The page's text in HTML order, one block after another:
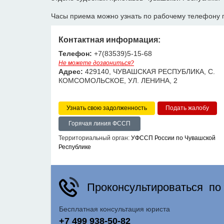
Часы приема можно узнать по рабочему телефону
Контактная информация:
Телефон: +7(83539)5-15-68
Не можете дозвониться?
Адрес: 429140, ЧУВАШСКАЯ РЕСПУБЛИКА, С.
КОМСОМОЛЬСКОЕ, УЛ. ЛЕНИНА, 2
Узнать свою задолженность
Горячая линия ФССП
Территориальный орган: УФССП России по Чувашской
Республике